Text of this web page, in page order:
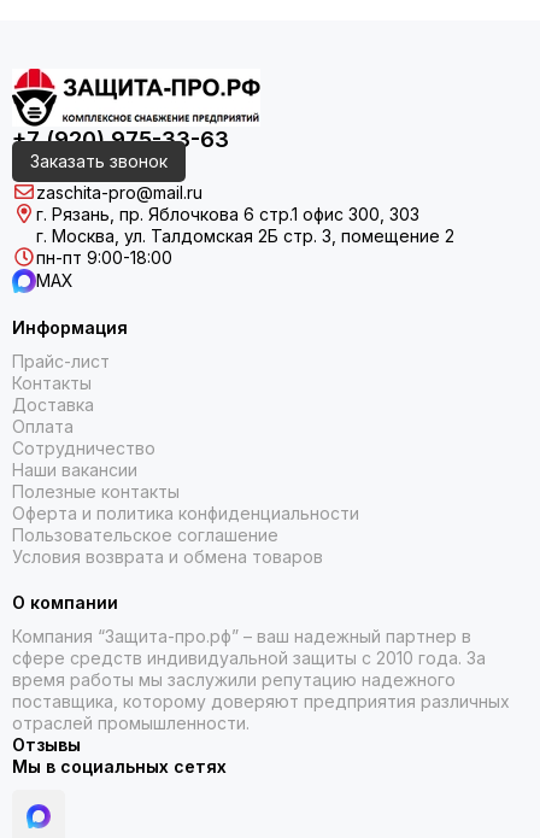
+7 (920) 975-33-63
Заказать звонок
zaschita-pro@mail.ru
г. Рязань, пр. Яблочкова 6 стр.1 офис 300, 303
г. Москва, ул. Талдомская 2Б стр. 3, помещение 2
пн-пт 9:00-18:00
MAX
Информация
Прайс-лист
Контакты
Доставка
Оплата
Сотрудничество
Наши вакансии
Полезные контакты
Оферта и политика конфиденциальности
Пользовательское соглашение
Условия возврата и обмена товаров
О компании
Компания “Защита-про.рф” – ваш надежный партнер в
сфере средств индивидуальной защиты с 2010 года. За
время работы мы заслужили репутацию надежного
поставщика, которому доверяют предприятия различных
отраслей промышленности.
Отзывы
Мы в социальных сетях